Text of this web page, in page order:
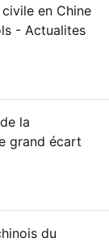
en Chine
- Actualites
la
grand écart
du